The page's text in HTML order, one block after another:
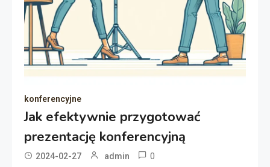
konferencyjne
Jak efektywnie przygotować
prezentację konferencyjną
2024-02-27 admin 0